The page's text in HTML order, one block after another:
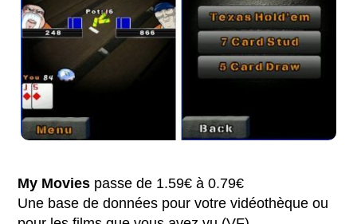
My Movies passe de 1.59€ à 0.79€
Une base de données pour votre vidéothèque ou